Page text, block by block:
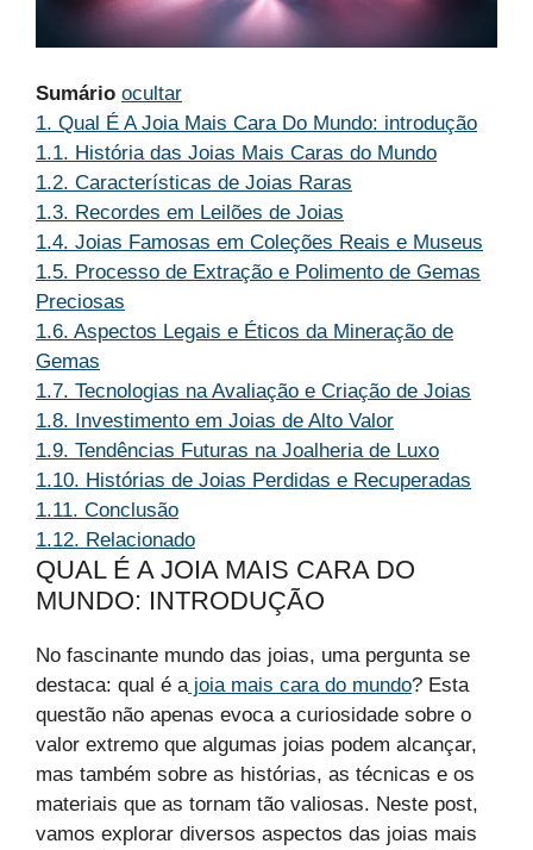
Sumário ocultar
1. Qual É A Joia Mais Cara Do Mundo: introdução
1.1. História das Joias Mais Caras do Mundo
1.2. Características de Joias Raras
1.3. Recordes em Leilões de Joias
1.4. Joias Famosas em Coleções Reais e Museus
1.5. Processo de Extração e Polimento de Gemas
Preciosas
1.6. Aspectos Legais e Éticos da Mineração de
Gemas
1.7. Tecnologias na Avaliação e Criação de Joias
1.8. Investimento em Joias de Alto Valor
1.9. Tendências Futuras na Joalheria de Luxo
1.10. Histórias de Joias Perdidas e Recuperadas
1.11. Conclusão
1.12. Relacionado
QUAL É A JOIA MAIS CARA DO
MUNDO: INTRODUÇÃO
No fascinante mundo das joias, uma pergunta se
destaca: qual é a joia mais cara do mundo? Esta
questão não apenas evoca a curiosidade sobre o
valor extremo que algumas joias podem alcançar,
mas também sobre as histórias, as técnicas e os
materiais que as tornam tão valiosas. Neste post,
vamos explorar diversos aspectos das joias mais